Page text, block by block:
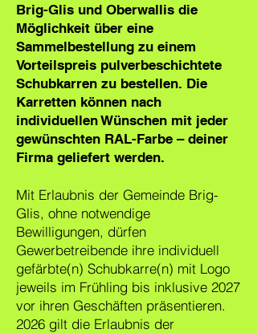
Brig-Glis und Oberwallis die
Möglichkeit über eine
Sammelbestellung zu einem
Vorteilspreis pulverbeschichtete
Schubkarren zu bestellen. Die
Karretten können nach
individuellen Wünschen mit jeder
gewünschten RAL-Farbe – deiner
Firma geliefert werden.
Mit Erlaubnis der Gemeinde Brig-
Glis, ohne notwendige
Bewilligungen, dürfen
Gewerbetreibende ihre individuell
gefärbte(n) Schubkarre(n) mit Logo
jeweils im Frühling bis inklusive 2027
vor ihren Geschäften präsentieren.
2026 gilt die Erlaubnis der